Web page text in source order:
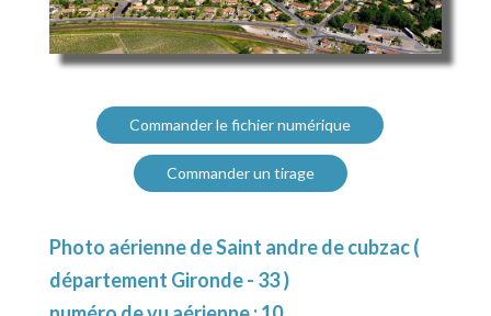
Commander le fichier numérique
Commander un tirage
Photo aérienne de Saint andre de cubzac (
département Gironde - 33 )